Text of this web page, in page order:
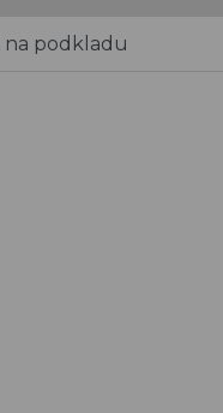
na podkladu